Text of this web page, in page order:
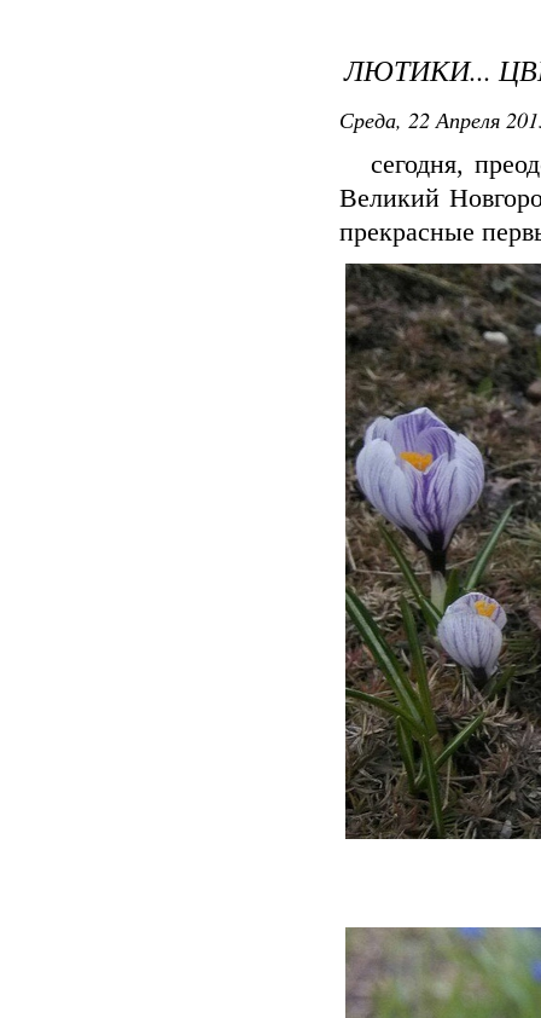
ЛЮТИКИ...
Среда, 22 Апреля
сегодня,
Великий
прекрасные